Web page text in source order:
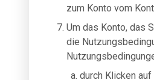
zum Konto vom
Um das Konto, das
die
durch Klicken